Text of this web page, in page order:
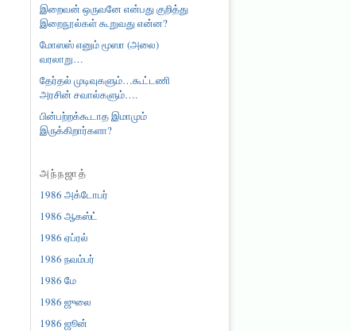
இறைவன் ஒருவனே என்பது குறித்து
இறைநூல்கள் கூறுவது என்ன?
மோஸஸ் எனும் மூஸா (அலை)
வரலாறு…
தேர்தல் முடிவுகளும்…கூட்டணி
அரசின் சவால்களும்….
பின்பற்றக்கூடாத இமாமும்
இருக்கிறார்களா?
அந்நஜாத்
1986 அக்டோபர்
1986 ஆகஸ்ட்
1986 ஏப்ரல்
1986 நவம்பர்
1986 மே
1986 ஜுலை
1986 ஜூன்